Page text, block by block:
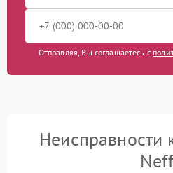
Отправляя, Вы соглашаетесь с
Neff